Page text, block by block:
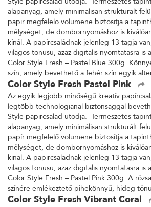
alapanyag, amely minimálisan strukturált
papír megfelelő volumene biztosítja a
mélységet, de dombornyomáshoz is
kínál. A papírcsaládnak jelenleg 13 tagja
világos tónusú, azaz digitális nyomtatásra is
Color Style Fresh – Pastel Blue 300g.
szín, amely bevethető a fehér szín egyik
Color Style Fresh Pastel Pink
Az egyik legjobb minőségű kreatív
legtöbb technológiánál biztonsággal
Style papírcsalád utódja. Természetes
alapanyag, amely minimálisan strukturált
papír megfelelő volumene biztosítja a
mélységet, de dombornyomáshoz is
kínál. A papírcsaládnak jelenleg 13 tagja
világos tónusú, azaz digitális nyomtatásra is
Color Style Fresh – Pastel Pink 300g. A
színére emlékeztető pihekönnyű, hideg
Color Style Fresh Vibrant Coral